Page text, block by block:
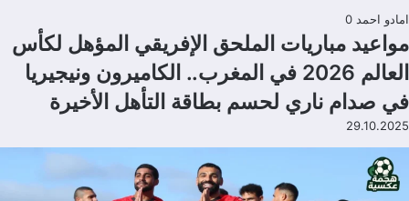
امادو احمد 0
مواعيد مباريات الملحق الإفريقي المؤهل لكأس
العالم 2026 في المغرب.. الكاميرون ونيجيريا
في صدام ناري لحسم بطاقة التأهل الأخيرة
29.10.2025